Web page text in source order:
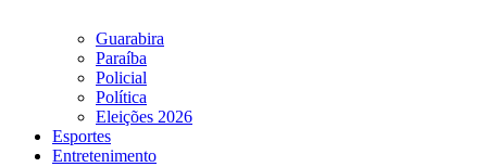
Guarabira
Paraíba
Policial
Política
Eleições 2026
Esportes
Entretenimento